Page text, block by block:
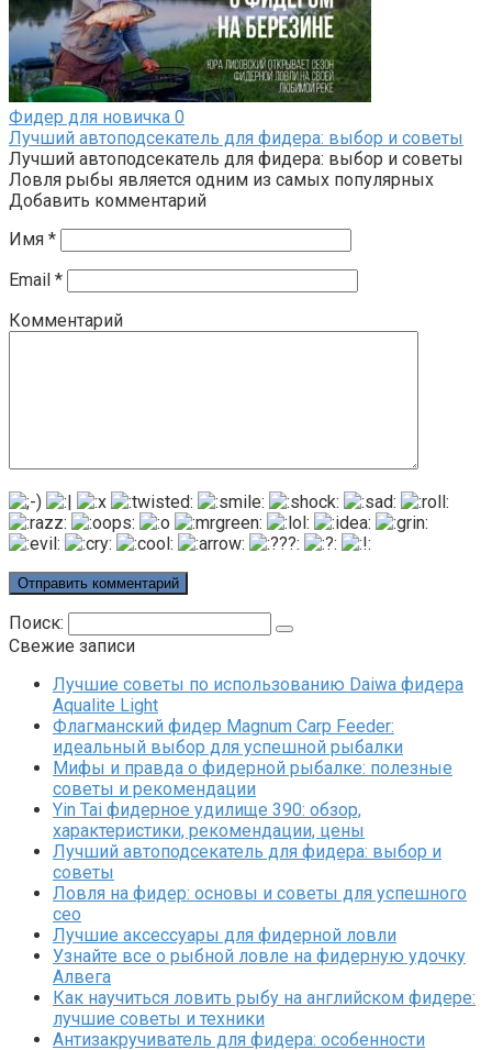
Фидер для новичка 0
Лучший автоподсекатель для фидера: выбор и советы
Лучший автоподсекатель для фидера: выбор и советы
Ловля рыбы является одним из самых популярных
Добавить комментарий
Имя *
Email *
Комментарий
Поиск:
Свежие записи
Лучшие советы по использованию Daiwa фидера
Aqualite Light
Флагманский фидер Magnum Carp Feeder:
идеальный выбор для успешной рыбалки
Мифы и правда о фидерной рыбалке: полезные
советы и рекомендации
Yin Tai фидерное удилище 390: обзор,
характеристики, рекомендации, цены
Лучший автоподсекатель для фидера: выбор и
советы
Ловля на фидер: основы и советы для успешного
сео
Лучшие аксессуары для фидерной ловли
Узнайте все о рыбной ловле на фидерную удочку
Алвега
Как научиться ловить рыбу на английском фидере:
лучшие советы и техники
Антизакручиватель для фидера: особенности